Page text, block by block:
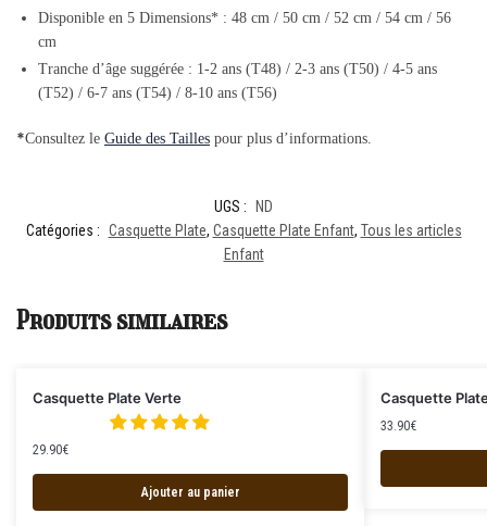
Disponible en 5 Dimensions* : 48 cm / 50 cm / 52 cm / 54 cm / 56
cm
Tranche d’âge suggérée : 1-2 ans (T48) / 2-3 ans (T50) / 4-5 ans
(T52) / 6-7 ans (T54) / 8-10 ans (T56)
*Consultez le Guide des Tailles pour plus d’informations.
UGS :
ND
Catégories : Casquette Plate, Casquette Plate Enfant, Tous les articles
Enfant
Produits similaires
Casquette Plate Verte
29.90€
Ajouter au panier
Casquette
33.90€